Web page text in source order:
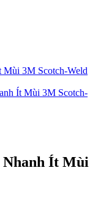
Mùi 3M Scotch-Weld
Ít Mùi 3M Scotch-
Nhanh Ít Mùi